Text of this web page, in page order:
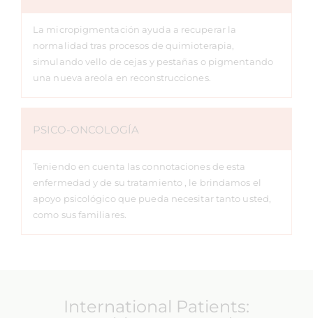
La micropigmentación ayuda a recuperar la
normalidad tras procesos de quimioterapia,
simulando vello de cejas y pestañas o pigmentando
una nueva areola en reconstrucciones.
PSICO-ONCOLOGÍA
Teniendo en cuenta las connotaciones de esta
enfermedad y de su tratamiento , le brindamos el
apoyo psicológico que pueda necesitar tanto usted,
como sus familiares.
International Patients: